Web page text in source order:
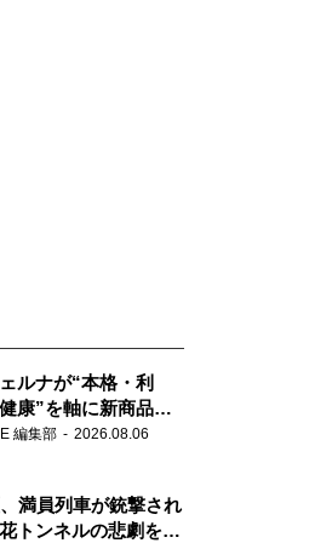
ルナが“本格・利
康”を軸に新商品を
マー」「青の洞窟」
化
編集部 2026.08.06
満員列車が銃撃され
トンネルの悲劇を語